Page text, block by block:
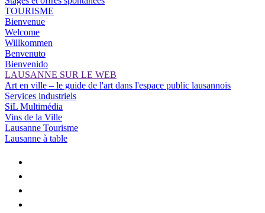
TOURISME
Bienvenue
Welcome
Willkommen
Benvenuto
Bienvenido
LAUSANNE SUR LE WEB
Art en ville – le guide de l'art dans l'espace public lausannois
Services industriels
SiL Multimédia
Vins de la Ville
Lausanne Tourisme
Lausanne à table